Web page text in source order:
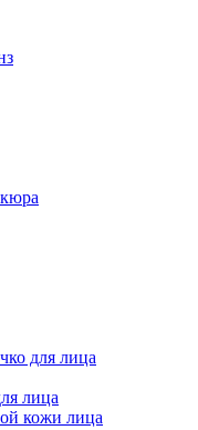
для лица
лица
кожи лица